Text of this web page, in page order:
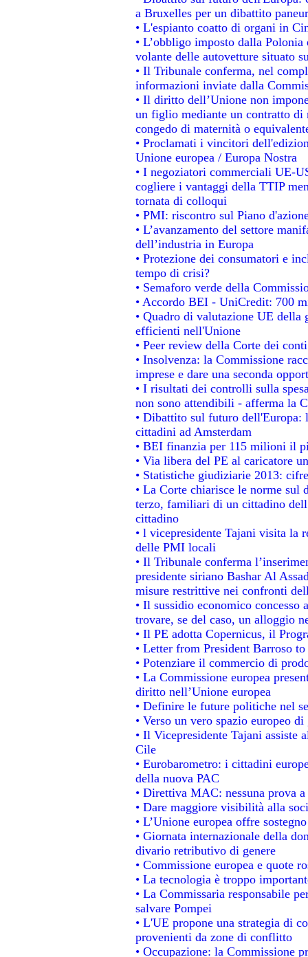
a Bruxelles per un dibattito
• L'espianto coatto di organi in
• L’obbligo imposto dalla
volante delle autovetture situato
• Il Tribunale conferma, nel
informazioni inviate dalla
• Il diritto dell’Unione non
un figlio mediante un contratto di
congedo di maternità o
• Proclamati i vincitori
Unione europea / Europa Nostra
• I negoziatori commerciali UE-
cogliere i vantaggi della TTIP
tornata di colloqui
• PMI: riscontro sul Piano
• L’avanzamento del settore
dell’industria in Europa
• Protezione dei consumatori e
tempo di crisi?
• Semaforo verde della
• Accordo BEI - UniCredit: 700
• Quadro di valutazione UE
efficienti nell'Unione
• Peer review della Corte dei
• Insolvenza: la Commissione
imprese e dare una seconda
• I risultati dei controlli sulla
non sono attendibili - afferma la
• Dibattito sul futuro dell'Europa:
cittadini ad Amsterdam
• BEI finanzia per 115 milioni il
• Via libera del PE al caricatore
• Statistiche giudiziarie 2013:
• La Corte chiarisce le norme
terzo, familiari di un cittadino
cittadino
• l vicepresidente Tajani visita la
delle PMI locali
• Il Tribunale conferma
presidente siriano Bashar Al
misure restrittive nei confronti
• Il sussidio economico
trovare, se del caso, un alloggio
• Il PE adotta Copernicus, il
• Letter from President Barroso
• Potenziare il commercio di
• La Commissione europea
diritto nell’Unione europea
• Definire le future politiche nel
• Verso un vero spazio europeo
• Il Vicepresidente Tajani assiste
Cile
• Eurobarometro: i cittadini
della nuova PAC
• Direttiva MAC: nessuna prova
• Dare maggiore visibilità alla
• L’Unione europea offre
• Giornata internazionale della
divario retributivo di genere
• Commissione europea e quote
• La tecnologia è troppo
• La Commissaria responsabile
salvare Pompei
• L'UE propone una strategia di
provenienti da zone di conflitto
• Occupazione: la Commissione